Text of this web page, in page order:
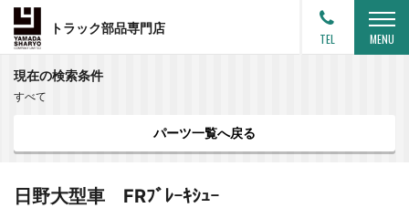
トラック部品専門店
TEL MENU
現在の検索条件
すべて
パーツ一覧へ戻る
日野大型車 FRﾌﾞﾚｰｷｼｭｰ